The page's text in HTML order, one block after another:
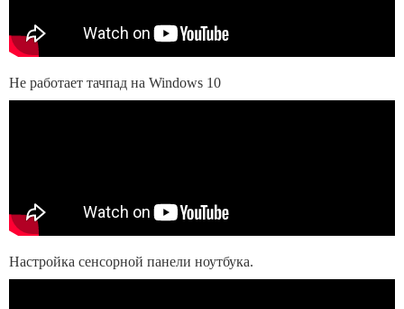
Не работает тачпад на Windows 10
Настройка сенсорной панели ноутбука.